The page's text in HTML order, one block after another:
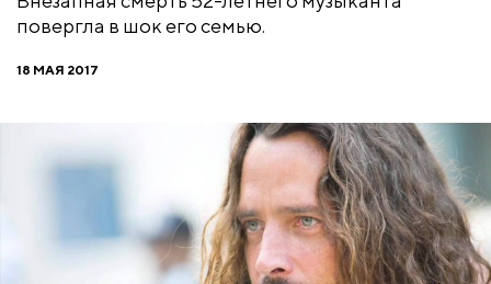
повергла в шок его семью.
18 МАЯ 2017